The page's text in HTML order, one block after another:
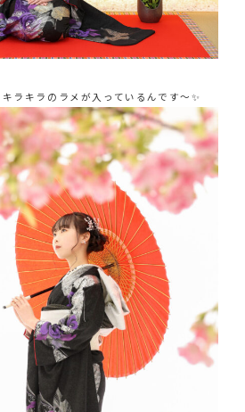
ラキラのラメが入っているんです～✨